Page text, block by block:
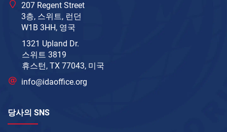
207 Regent Street
3층, 스위트, 런던
W1B 3HH, 영국
1321 Upland Dr.
스위트 3819
휴스턴, TX 77043, 미국
info@idaoffice.org
당사의 SNS